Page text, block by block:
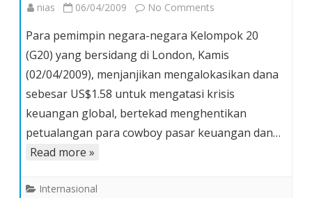
nias 06/04/2009 No Comments
G20
menjanjikan
$1.58
trilliun
untuk
mengatasi
Para pemimpin negara-negara Kelompok 20
(G20) yang bersidang di London, Kamis
(02/04/2009), menjanjikan mengalokasikan dana
sebesar US$1.58 untuk mengatasi krisis
keuangan global, bertekad menghentikan
petualangan para cowboy pasar keuangan dan…
Read more »
Internasional